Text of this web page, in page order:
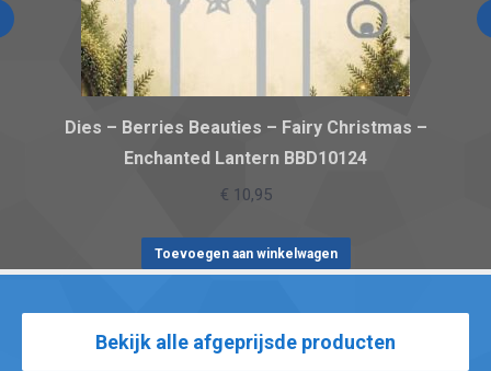
Dies – Berries Beauties – Fairy Christmas –
Enchanted Lantern BBD10124
€ 10,95
Toevoegen aan winkelwagen
Bekijk alle afgeprijsde producten